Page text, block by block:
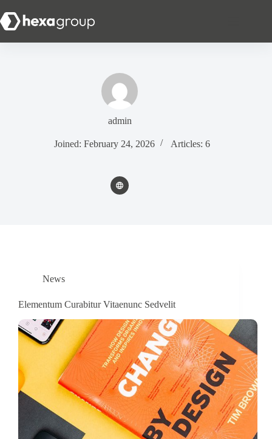
admin
Joined: February 24, 2026 Articles: 6
News
Elementum Curabitur Vitaenunc Sedvelit